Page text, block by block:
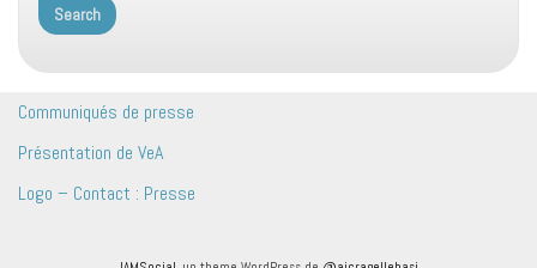
Communiqués de presse
Présentation de VeA
Logo – Contact : Presse